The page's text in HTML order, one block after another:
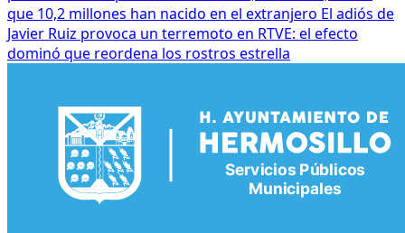
que 10,2 millones han nacido en el extranjero El adiós de
Javier Ruiz provoca un terremoto en RTVE: el efecto
dominó que reordena los rostros estrella